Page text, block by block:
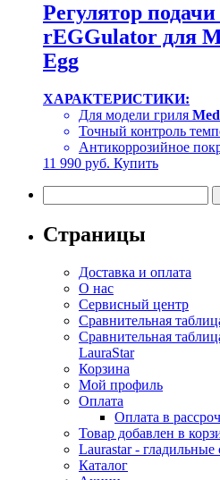
Регулятор подачи
rEGGulator для
Egg
ХАРАКТЕРИСТИКИ:
Для модели гриля
Точный контроль
Антикоррозийное
11 990 руб. Купить
Страницы
Доставка и оплата
О нас
Сервисный центр
Сравнительная
Сравнительная
LauraStar
Корзина
Мой профиль
Оплата
Оплата в
Товар добавлен в
Laurastar -
Каталог